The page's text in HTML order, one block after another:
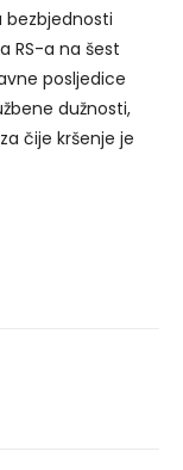
bezbjednosti
RS-a na šest
posljedice
dužnosti,
čije kršenje je